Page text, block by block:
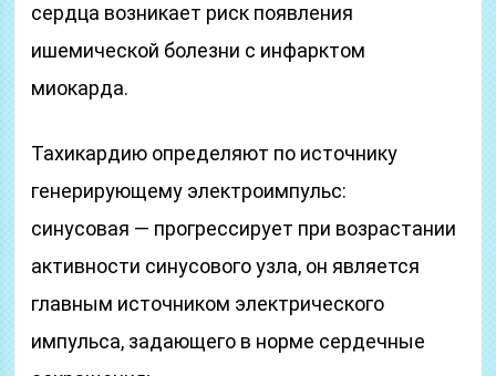
сердца возникает риск появления
ишемической болезни с инфарктом
миокарда.
Тахикардию определяют по источнику
генерирующему электроимпульс:
синусовая — прогрессирует при возрастании
активности синусового узла, он является
главным источником электрического
импульса, задающего в норме сердечные